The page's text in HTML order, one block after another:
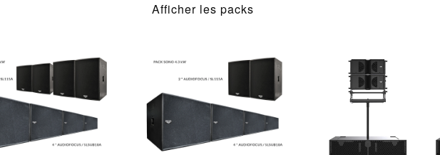
Afficher les packs